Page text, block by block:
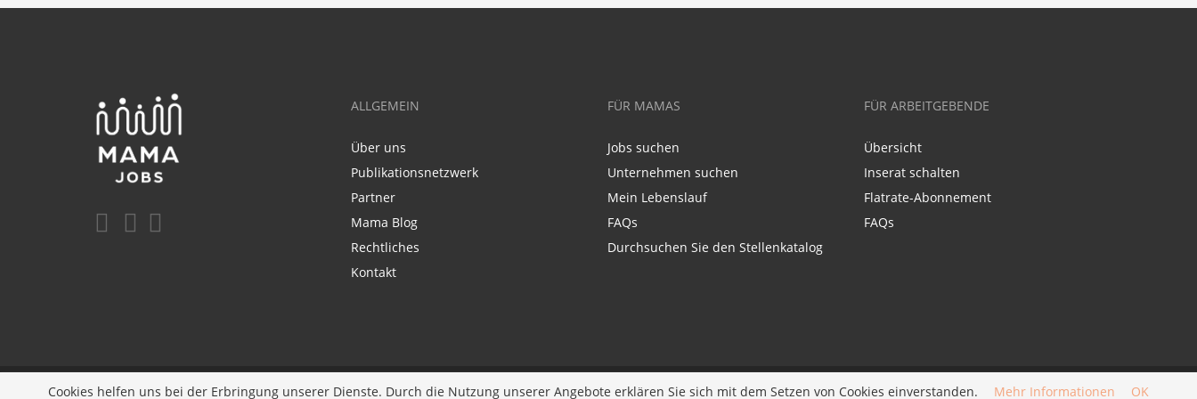
ALLGEMEIN
Über uns
Publikationsnetzwerk
Partner
Mama Blog
Rechtliches
Kontakt
FÜR MAMAS
Jobs suchen
Unternehmen suchen
Mein Lebenslauf
FAQs
Durchsuchen Sie den Stellenkatalog
FÜR ARBEITGEBENDE
Übersicht
Inserat schalten
Flatrate-Abonnement
FAQs
Ein Unternehmen derDiversity Job Group GmbH | Entwickelt beiJOBIQO
Cookies helfen uns bei der Erbringung unserer Dienste. Durch die Nutzung unserer Angebote erklären Sie sich mit dem Setzen von Cookies einverstanden. Mehr Informationen OK